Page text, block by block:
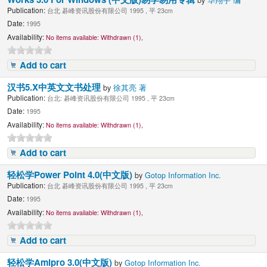
Publication: 台北 碁峰资讯股份有限公司 1995 , 平 23cm
Date: 1995
Availability: No items available: Withdrawn (1),
Add to cart
汉书5.X中英文文书处理by徐其亮 著
Publication: 台北: 碁峰资讯股份有限公司 1995 , 平 23cm
Date: 1995
Availability: No items available: Withdrawn (1),
Add to cart
轻松学Power Point 4.0(中文版)byGotop Information Inc.
Publication: 台北 碁峰资讯股份有限公司 1995 , 平 23cm
Date: 1995
Availability: No items available: Withdrawn (1),
Add to cart
轻松学Amipro 3.0(中文版)byGotop Information Inc.